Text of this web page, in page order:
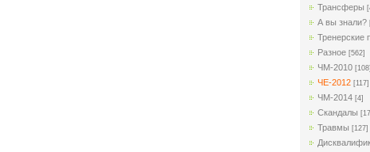
Трансферы
А вы знали?
Тренерские
Разное [562]
ЧМ-2010 [108]
ЧЕ-2012 [117]
ЧМ-2014 [4]
Cкандалы
Травмы [127]